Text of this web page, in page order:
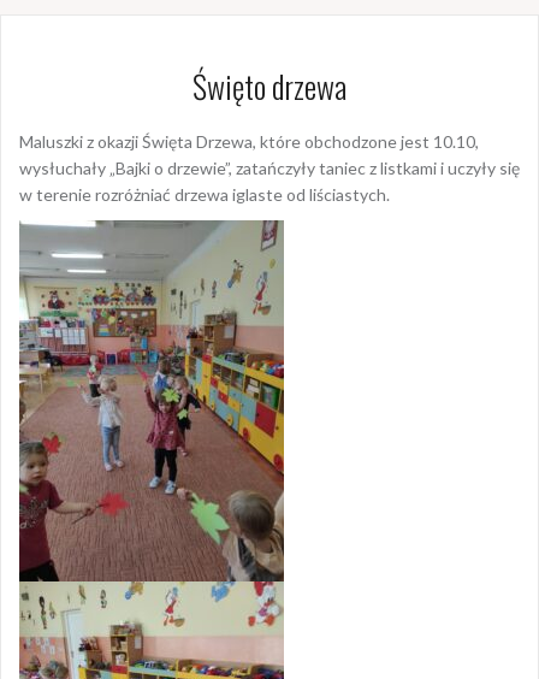
Święto drzewa
Maluszki z okazji Święta Drzewa, które obchodzone jest 10.10,
wysłuchały „Bajki o drzewie”, zatańczyły taniec z listkami i uczyły się
w terenie rozróżniać drzewa iglaste od liściastych.